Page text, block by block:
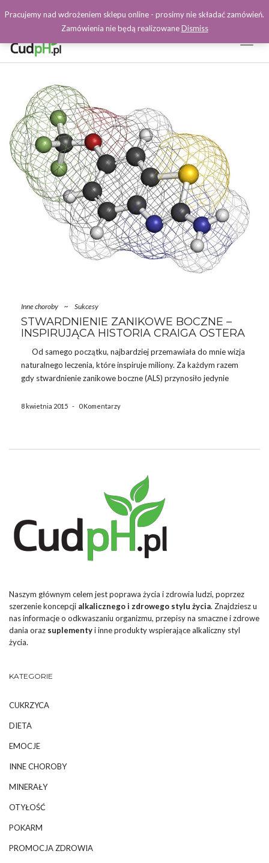
Facebook
Inne choroby ~ Sukcesy
STWARDNIENIE ZANIKOWE BOCZNE –
INSPIRUJĄCA HISTORIA CRAIGA OSTERA
Od samego początku, najbardziej przemawiała do mnie wizja
naturalnego leczenia, które inspiruje miliony. Za każdym razem
gdy stwardnienie zanikowe boczne (ALS) przynosiło jedynie
modlić się do Boga, żeby pozwolił mi dzięki moim […]
8 kwietnia 2015 - 0 Komentarzy
Naszym głównym celem jest poprawa życia i zdrowia ludzi, poprzez
szerzenie koncepcji alkalicznego i zdrowego stylu życia. Znajdziesz u
nas informacje o odkwaszaniu organizmu, przepisy na smaczne i zdrowe
dania oraz suplementyi inne produkty wspierające alkaliczny styl
życia.
KATEGORIE
CUKRZYCA
DIETA
EMOCJE
INNE CHOROBY
MINERAŁY
OTYŁOŚĆ
POKARM
PROMOCJA ZDROWIA
Pracujemy nad wdrożeniem sklepu online - prosimy nie składać zamówień.
Zamówienia nie będą realizowaneDismiss